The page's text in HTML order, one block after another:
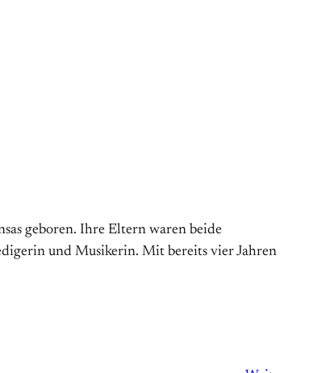
geboren. Ihre Eltern waren beide
und Musikerin. Mit bereits vier Jahren